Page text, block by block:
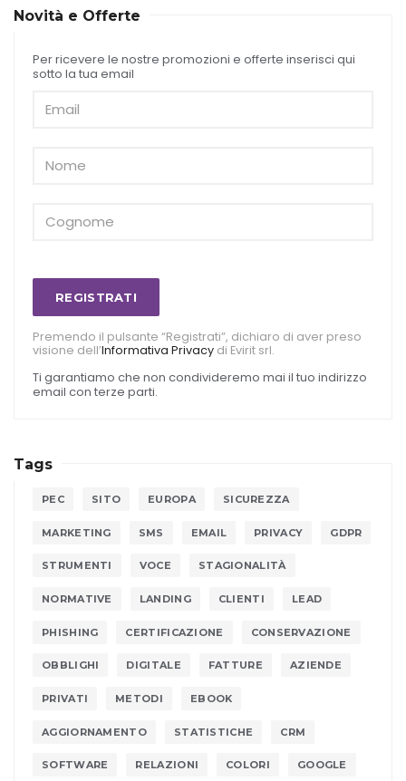
Novità e Offerte
Per ricevere le nostre promozioni e offerte inserisci qui
sotto la tua email
REGISTRATI
Premendo il pulsante “Registrati”, dichiaro di aver preso
visione dell’Informativa Privacy di Evirit srl.
Ti garantiamo che non condivideremo mai il tuo indirizzo
email con terze parti.
Tags
PEC SITO EUROPA SICUREZZA
MARKETING SMS EMAIL PRIVACY GDPR
STRUMENTI VOCE STAGIONALITÀ
NORMATIVE LANDING CLIENTI LEAD
PHISHING CERTIFICAZIONE CONSERVAZIONE
OBBLIGHI DIGITALE FATTURE AZIENDE
PRIVATI METODI EBOOK
AGGIORNAMENTO STATISTICHE CRM
SOFTWARE RELAZIONI COLORI GOOGLE